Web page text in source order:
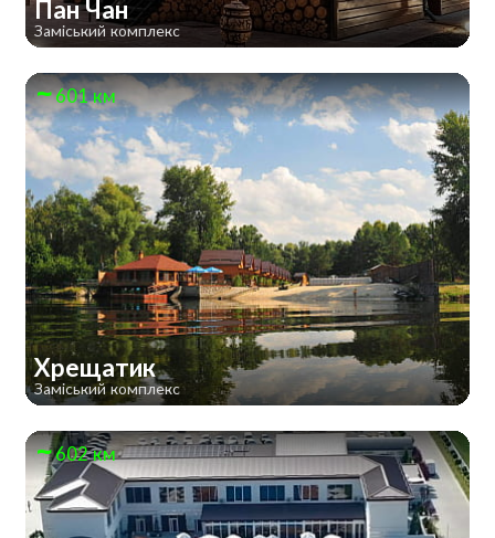
Пан Чан
Заміський комплекс
601 км
Хрещатик
Заміський комплекс
602 км